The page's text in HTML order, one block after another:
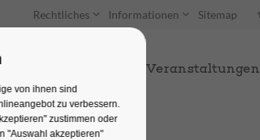
Rechtliches Informationen Sitemap
& Erleben Veranstaltungen
von ihnen sind
zu verbessern.
zustimmen oder
"Auswahl akzeptieren"